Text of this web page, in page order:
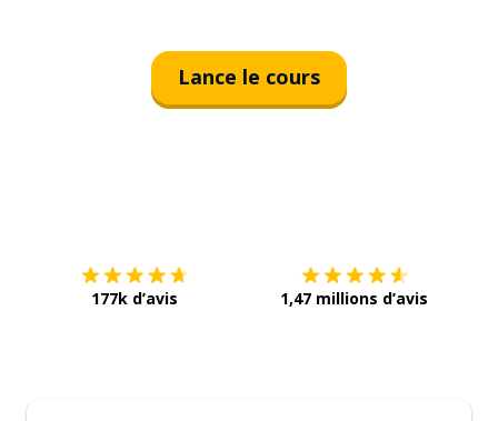
Lance le cours
177k d’avis 1,47 millions d’avis